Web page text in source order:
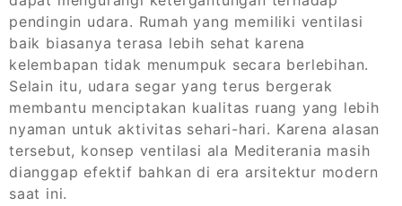
pendingin udara. Rumah yang memiliki ventilasi
baik biasanya terasa lebih sehat karena
kelembapan tidak menumpuk secara berlebihan.
Selain itu, udara segar yang terus bergerak
membantu menciptakan kualitas ruang yang lebih
nyaman untuk aktivitas sehari-hari. Karena alasan
tersebut, konsep ventilasi ala Mediterania masih
dianggap efektif bahkan di era arsitektur modern
saat ini.